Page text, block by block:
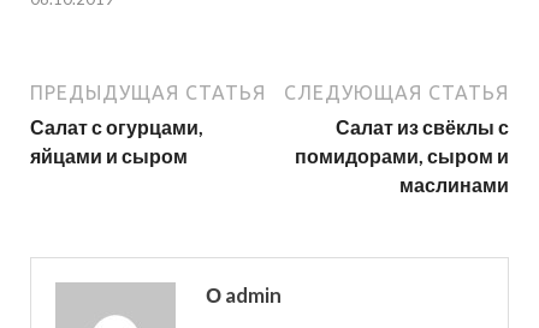
ПРЕДЫДУЩАЯ СТАТЬЯ
Салат с огурцами,
яйцами и сыром
СЛЕДУЮЩАЯ СТАТЬЯ
Салат из свёклы с
помидорами, сыром и
маслинами
О admin